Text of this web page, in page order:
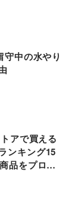
守中の水やり
アで買える
ンキング15
品をプロと